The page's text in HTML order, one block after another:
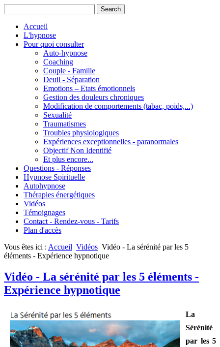
Accueil
L'hypnose
Pour quoi consulter
Auto-hypnose
Coaching
Couple - Famille
Deuil - Séparation
Emotions – Etats émotionnels
Gestion des douleurs chroniques
Modification de comportements (tabac, poids,...)
Sexualité
Traumatismes
Troubles physiologiques
Expériences exceptionnelles - paranormales
Objectif Non Identifié
Et plus encore...
Questions - Réponses
Hypnose Spirituelle
Autohypnose
Thérapies énergétiques
Vidéos
Témoignages
Contact - Rendez-vous - Tarifs
Plan d'accès
Vous êtes ici : Accueil Vidéos Vidéo - La sérénité par les 5
éléments - Expérience hypnotique
Vidéo - La sérénité par les 5 éléments -
Expérience hypnotique
La
Sérénité
par les 5